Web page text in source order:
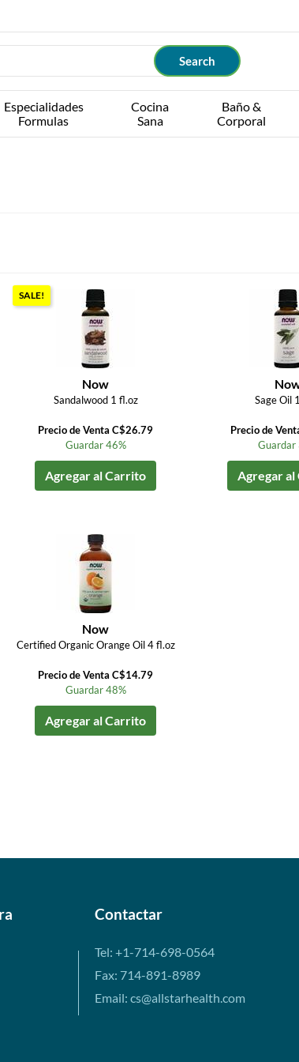
Especialidades
Formulas
Cocina
Sana
Baño &
Corporal
SALE!
Now
Sandalwood 1 fl.oz
Precio de Venta C$26.79
Guardar 46%
Agregar al Carrito
Sage Oil
Precio de
Guardar
Agregar
Now
Certified Organic Orange Oil 4 fl.oz
Precio de Venta C$14.79
Guardar 48%
Agregar al Carrito
Contactar
Tel: +1-714-698-0564
Fax: 714-891-8989
Email: cs@allstarhealth.com